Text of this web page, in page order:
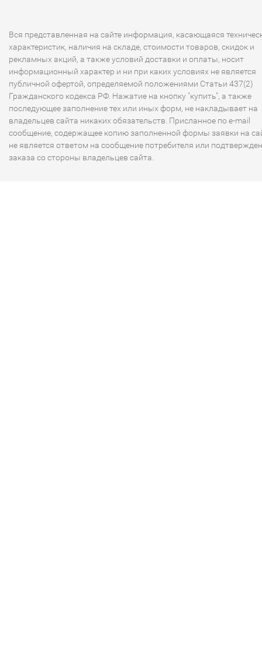
Вся представленная на сайте информация, касающаяся
характеристик, наличия на складе, стоимости товаров, скидок и
рекламных акций, а также условий доставки и оплаты, носит
информационный характер и ни при каких условиях не является
публичной офертой, определяемой положениями Статьи 437(2)
Гражданского кодекса РФ. Нажатие на кнопку "купить", а также
последующее заполнение тех или иных форм, не накладывает на
владельцев сайта никаких обязательств. Присланное по e-mail
сообщение, содержащее копию заполненной формы заявки на
не является ответом на сообщение потребителя или
заказа со стороны владельцев сайта.